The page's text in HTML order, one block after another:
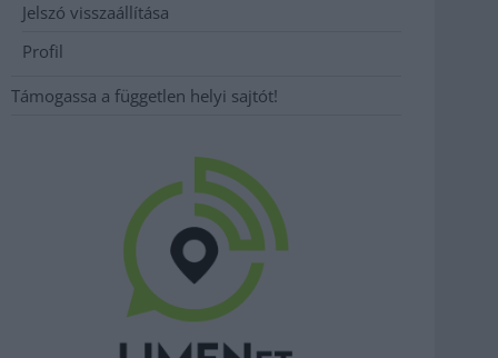
Jelszó visszaállítása
Profil
Támogassa a független helyi sajtót!